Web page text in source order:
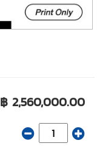
฿ 2,560,000.00